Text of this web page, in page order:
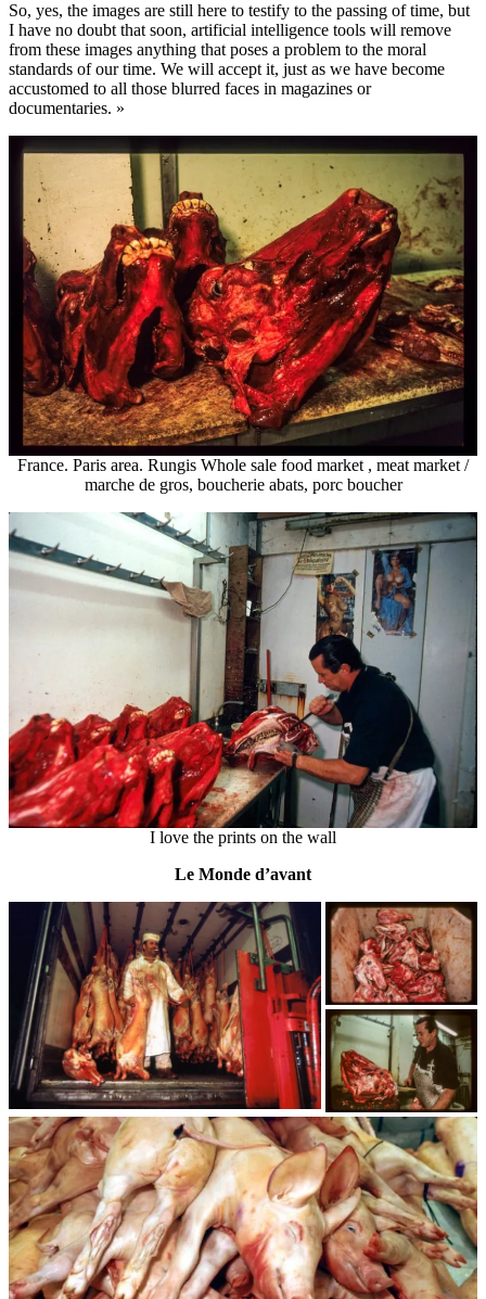
So, yes, the images are still here to testify to the passing of time, but
I have no doubt that soon, artificial intelligence tools will remove
from these images anything that poses a problem to the moral
standards of our time. We will accept it, just as we have become
accustomed to all those blurred faces in magazines or
documentaries. »
France. Paris area. Rungis Whole sale food market , meat market /
marche de gros, boucherie abats, porc boucher
I love the prints on the wall
Le Monde d’avant